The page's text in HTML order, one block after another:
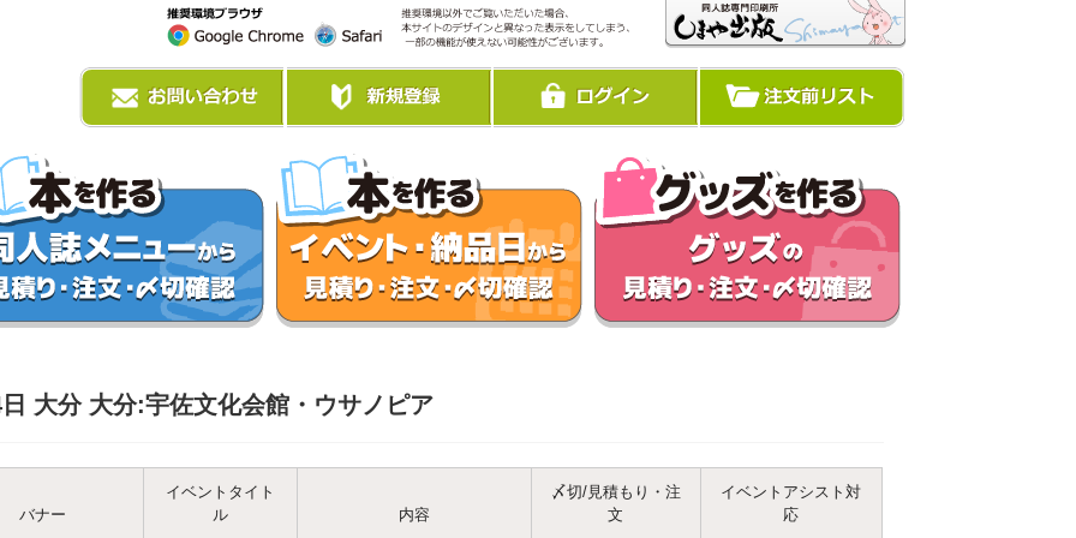
大分 大分:宇佐文化会館・ウサノピア
バナー
イベントタイト
ル
内容
〆切/見積もり・注
文
イベントアシスト対
応